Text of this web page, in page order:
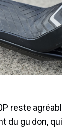
reste
du guidon,